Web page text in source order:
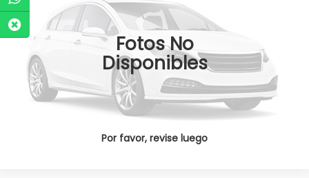
Fotos No
Disponibles
Por favor, revise luego
Valores:
347022
Disponible
Click To Call